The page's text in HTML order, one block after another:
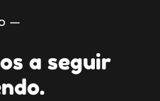
—
a seguir